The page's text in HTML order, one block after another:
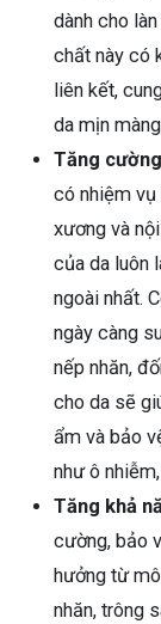
dành cho
chất này có
liên kết,
da mịn
Tăng
có nhiệm vụ
xương và
của da luôn
ngoài nhất.
ngày càng
nếp nhăn,
cho da sẽ
ẩm và bảo
như ô
Tăng khả
cường, bảo
hưởng từ
nhăn, trông